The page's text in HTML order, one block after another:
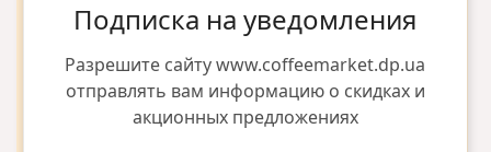
Подписка на уведомления
Разрешите сайту www.coffeemarket.dp.ua
отправлять вам информацию о скидках и
акционных предложениях